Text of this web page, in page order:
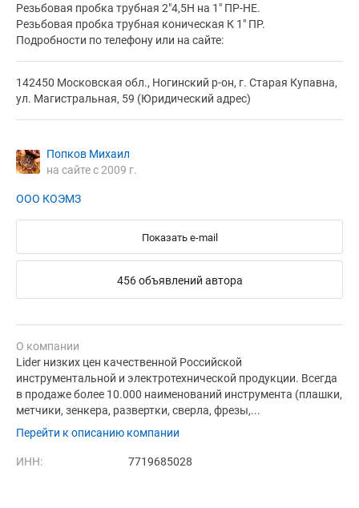
Резьбовая пробка трубная 2"4,5Н на 1" ПР-НЕ.
Резьбовая пробка трубная коническая К 1" ПР.
Подробности по телефону или на сайте:
142450 Московская обл., Ногинский р-он, г. Старая Купавна,
ул. Магистральная, 59 (Юридический адрес)
Попков Михаил
на сайте с 2009 г.
ООО КОЭМЗ
Показать e-mail
456 объявлений автора
О компании
Lider низких цен качественной Российской
инструментальной и электротехнической продукции. Всегда
в продаже более 10.000 наименований инструмента (плашки,
метчики, зенкера, развертки, сверла, фрезы,...
Перейти к описанию компании
ИНН: 7719685028